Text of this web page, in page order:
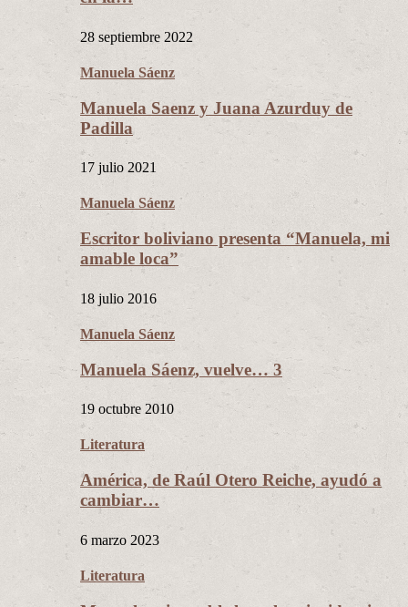
28 septiembre 2022
Manuela Sáenz
Manuela Saenz y Juana Azurduy de
Padilla
17 julio 2021
Manuela Sáenz
Escritor boliviano presenta “Manuela, mi
amable loca”
18 julio 2016
Manuela Sáenz
Manuela Sáenz, vuelve… 3
19 octubre 2010
Literatura
América, de Raúl Otero Reiche, ayudó a
cambiar…
6 marzo 2023
Literatura